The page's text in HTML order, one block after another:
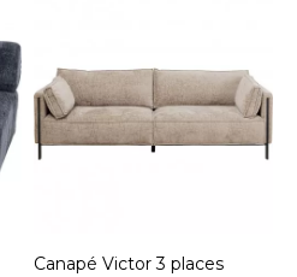
Canapé Victor 3 places